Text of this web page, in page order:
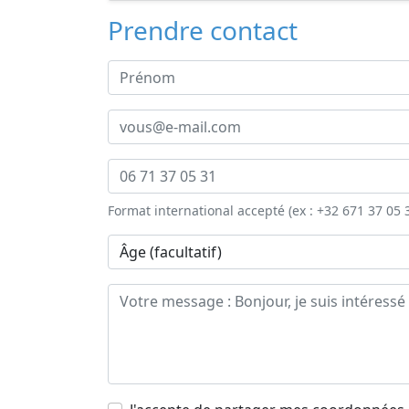
Prendre contact
Format international accepté (ex : +32 671 37 05